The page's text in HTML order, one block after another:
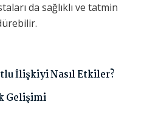
da sağlıklı ve tatmin
İlişkiyi Nasıl Etkiler?
Gelişimi